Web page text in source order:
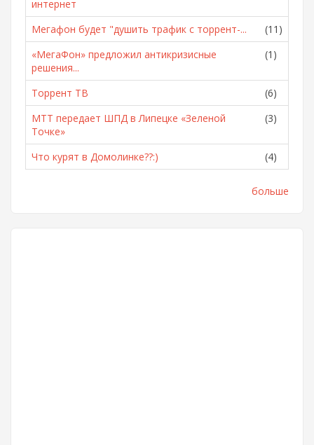
интернет
Мегафон будет "душить трафик с торрент-...
(11)
«МегаФон» предложил антикризисные
решения...
(1)
Торрент ТВ
(6)
МТТ передает ШПД в Липецке «Зеленой
Точке»
(3)
Что курят в Домолинке??:) (4)
больше